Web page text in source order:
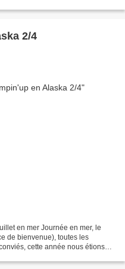
2/4
en mer Journée en mer, le
de bienvenue), toutes les
cette année nous étions